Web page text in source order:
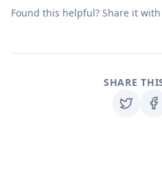
Found this helpful? Share it
SHARE